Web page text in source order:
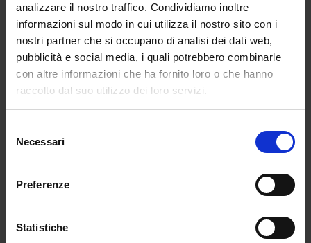
analizzare il nostro traffico. Condividiamo inoltre
informazioni sul modo in cui utilizza il nostro sito con i
nostri partner che si occupano di analisi dei dati web,
pubblicità e social media, i quali potrebbero combinarle
con altre informazioni che ha fornito loro o che hanno
raccolto dal suo utilizzo dei loro servizi.
delNecessari
Preferenze
Statistiche
Brand Publishing: case di moda e
daFrancesca Di Fano|Ott 26, 2025|CULTURE
Quando le Maison di moda trasformano la